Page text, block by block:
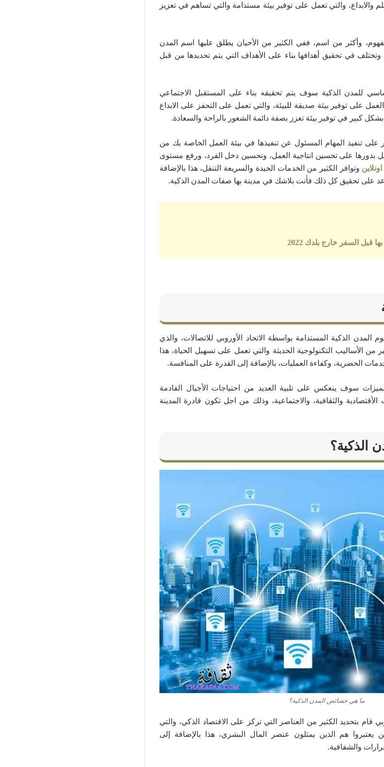
والابداع، والتي تعمل على توفير بيئة مستدامة والتي تساهم في تعزيز
وأكثر من اسم، ففي الكثير من الأحيان يطلق عليها اسم المدن
وتختلف في تحقيق أهدافها بناء على الأهداف التي يتم تحديدها من قبل
للمدن الذكية سوف يتم تحقيقه بناء على المستقبل الاجتماعي
على توفير بيئة صديقة للبيئة، والتي تعمل على التحفز على الابداع
بشكل كبير في توفير بيئة تعزز بصفة دائمة الشعور بالراحة والسعادة.
على تنفيذ المهام المسئول عن تنفيذها في بيئة العمل الخاصة بك من
بدورها على تحسين انتاجية العمل، وتحسين دخل الفرد، ورفع مستوى
اونلاين وتوافر الكثير من الخدمات الجيدة والسريعة التنقل، هذا بالإضافة
على تحقيق كل ذلك فأنت بلاشك في مدينة بها صفات المدن الذكية.
المدن الذكية المستدامة بواسطة الاتحاد الأوروبي للاتصالات، والذي
من الأساليب التكنولوجية الحديثة والتي تعمل على تسهيل الحياة، هذا
الحضرية، وكفاءة العمليات، بالإضافة إلى القدرة على المنافسة.
سوف ينعكس على تلبية العديد من احتياجات الأجيال القادمة
الأقتصادية والثقافية، والاجتماعية، وذلك من اجل تكون قادرة المدينة
الذكية؟
ما هي خصائص المدن الذكية؟
قام بتحديد الكثير من العناصر التي تركز على الاقتصاد الذكي، والتي
يعتبروا هم الذين يمثلون عنصر المال البشري، هذا بالإضافة إلى
والشفافية.